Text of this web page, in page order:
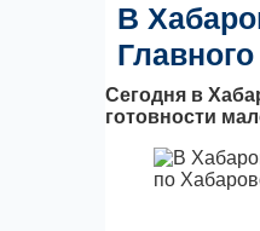
В
Сегодня в
готовности